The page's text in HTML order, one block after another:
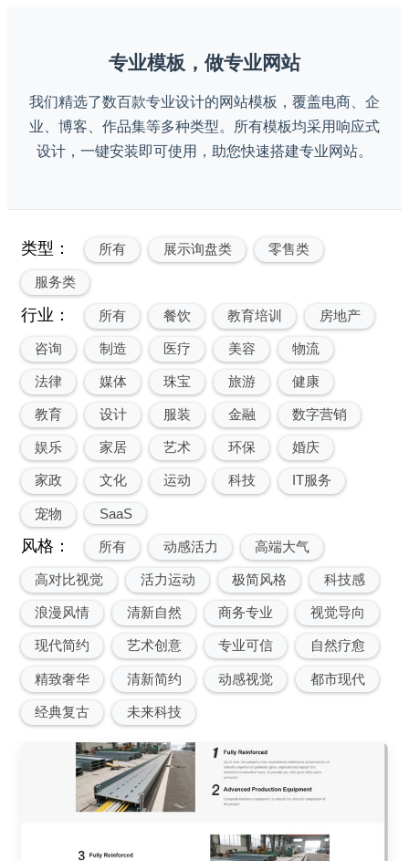
专业模板，做专业网站
我们精选了数百款专业设计的网站模板，覆盖电商、企
业、博客、作品集等多种类型。所有模板均采用响应式
设计，一键安装即可使用，助您快速搭建专业网站。
类型： 所有 展示询盘类 零售类
服务类
行业： 所有 餐饮 教育培训 房地产
咨询 制造 医疗 美容 物流
法律 媒体 珠宝 旅游 健康
教育 设计 服装 金融 数字营销
娱乐 家居 艺术 环保 婚庆
家政 文化 运动 科技 IT服务
宠物 SaaS
风格： 所有 动感活力 高端大气
高对比视觉 活力运动 极简风格 科技感
浪漫风情 清新自然 商务专业 视觉导向
现代简约 艺术创意 专业可信 自然疗愈
精致奢华 清新简约 动感视觉 都市现代
经典复古 未来科技